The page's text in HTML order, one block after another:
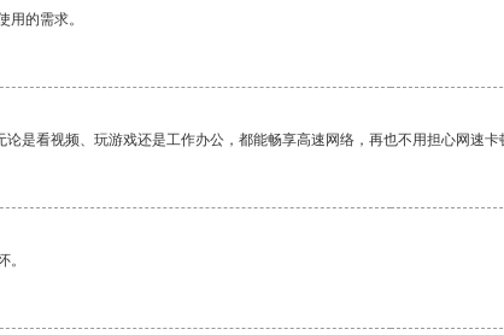
用的需求。
是看视频、玩游戏还是工作办公，都能畅享高速网络，再也不用担心网速卡
。